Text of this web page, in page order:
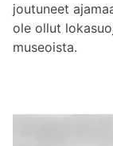
joutuneet
ole ollut
museoista.